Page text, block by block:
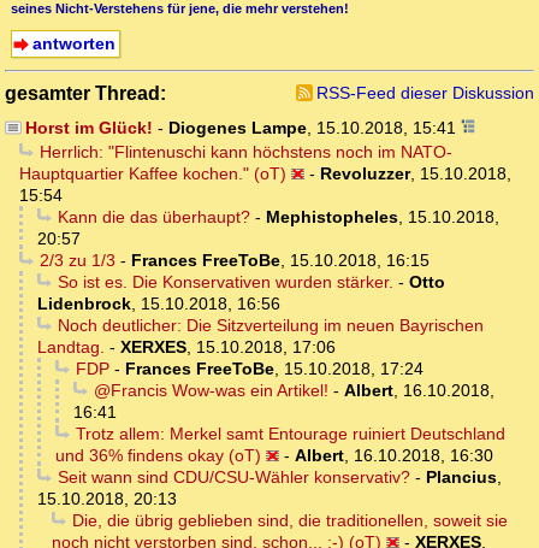
seines Nicht-Verstehens für jene, die mehr verstehen!
antworten
gesamter Thread:
RSS-Feed dieser Diskussion
Horst im Glück! - Diogenes Lampe, 15.10.2018, 15:41
Herrlich: "Flintenuschi kann höchstens noch im NATO-
Hauptquartier Kaffee kochen." (oT)
- Revoluzzer, 15.10.2018,
15:54
Kann die das überhaupt?- Mephistopheles, 15.10.2018,
20:57
2/3 zu 1/3 - Frances FreeToBe, 15.10.2018, 16:15
So ist es. Die Konservativen wurden stärker. - Otto
Lidenbrock, 15.10.2018, 16:56
Noch deutlicher: Die Sitzverteilung im neuen Bayrischen
Landtag. - XERXES, 15.10.2018, 17:06
FDP- Frances FreeToBe, 15.10.2018, 17:24
@Francis Wow-was ein Artikel! - Albert, 16.10.2018,
16:41
Trotz allem: Merkel samt Entourage ruiniert Deutschland
und 36% findens okay (oT)
- Albert, 16.10.2018, 16:30
Seit wann sind CDU/CSU-Wähler konservativ?- Plancius,
15.10.2018, 20:13
Die, die übrig geblieben sind, die traditionellen, soweit sie
noch nicht verstorben sind, schon... ;-) (oT)
- XERXES,